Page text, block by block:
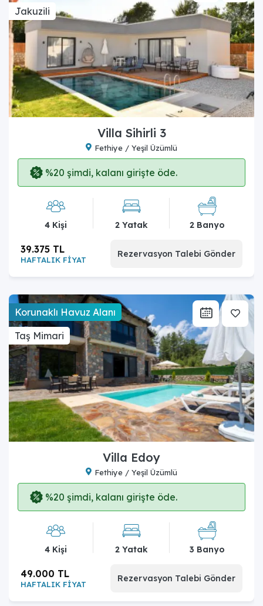
Jakuzili
Villa Sihirli 3
Fethiye / Yeşil Üzümlü
%20 şimdi, kalanı girişte öde.
4 Kişi 2 Yatak 2 Banyo
HAFTALIK FİYAT
39.375 TL Rezervasyon Talebi Gönder
Korunaklı Havuz Alanı
Taş Mimari
Villa Edoy
Fethiye / Yeşil Üzümlü
%20 şimdi, kalanı girişte öde.
4 Kişi 2 Yatak 3 Banyo
HAFTALIK FİYAT
49.000 TL Rezervasyon Talebi Gönder